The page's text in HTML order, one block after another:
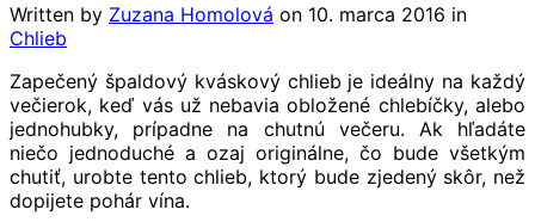
Written by Zuzana Homolová on 10. marca 2016 in
Chlieb
Zapečený špaldový kváskový chlieb je ideálny na každý
večierok, keď vás už nebavia obložené chlebíčky, alebo
jednohubky, prípadne na chutnú večeru. Ak hľadáte
niečo jednoduché a ozaj originálne, čo bude všetkým
chutiť, urobte tento chlieb, ktorý bude zjedený skôr, než
dopijete pohár vína.